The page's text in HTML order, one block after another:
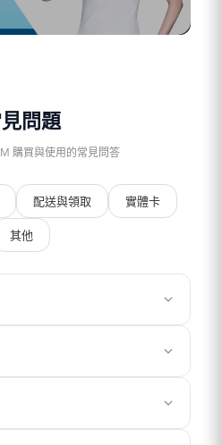
問題
購買與使用的常見問答
配送與領取 實體卡
其他
」查看目前及過往的訂單資